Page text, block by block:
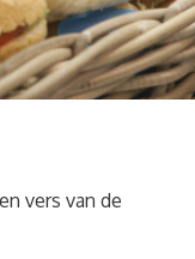
vers van de